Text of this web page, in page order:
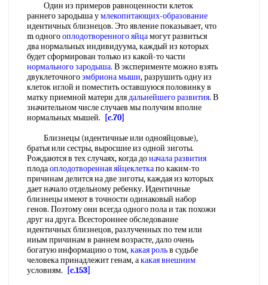
Один из примеров равноценности клеток
раннего зародыша умлекопитающих-образование
идентичных близнецов. Это явление показывает, что
m одногооплодотворенного яйцамогут развиться
два нормальных индивидуума, каждый из которых
будет сформирован только из какой-то части
нормального зародыша. В эксперименте можно взять
двуклеточногоэмбриона мыши, разрушить одну из
клеток иглой и поместить оставшуюся половинку в
матку приемной матери длядальнейшего развития. В
значительном числе случаев мы получим вполне
нормальных мышей.
[c.70]
Близнецы (идентичные или однояйцовые),
братья или сестры, выросшие из одной зиготы.
Рождаются в тех случаях, когда доначала развития
плодаоплодотворенная яйцеклеткапо каким-то
причинам делится на две зиготы, каждая из которых
дает начало отдельному ребенку. Идентичные
близнецы имеют в точности одинаковый набор
генов. Поэтому они всегда одного пола и так похожи
друг на друга. Всестороннее обследование
идентичных близнецов, разлученных по тем или
ииым причинам в раннем возрасте, дало очень
богатую информацию о том,какая рольв судьбе
человека принадлежит генам, акакая внешним
условиям.
[c.153]